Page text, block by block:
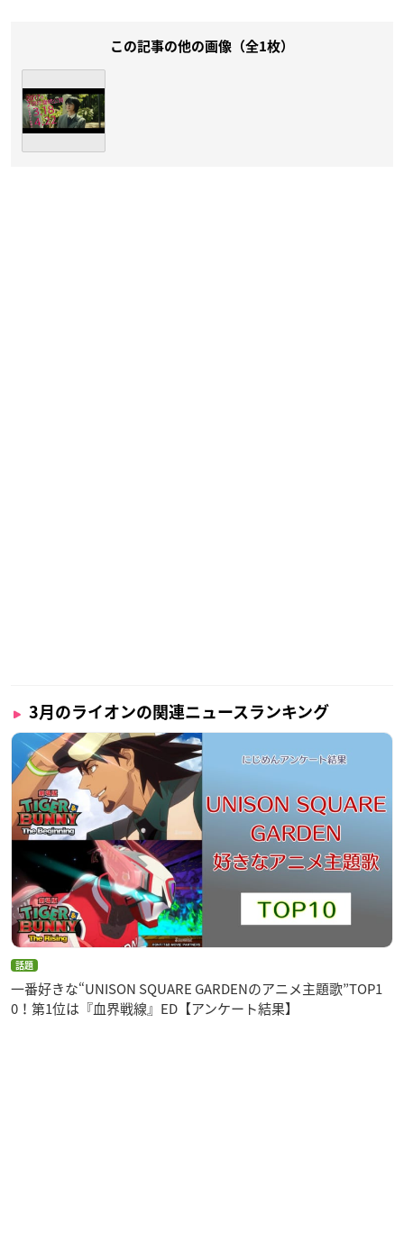
この記事の他の画像（全1枚）
3月のライオンの関連ニュースランキング
話題
一番好きな“UNISON SQUARE GARDENのアニメ主題歌”TOP1
0！第1位は『血界戦線』ED【アンケート結果】